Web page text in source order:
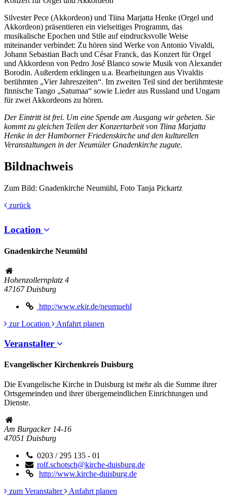
Silvester Pece (Akkordeon) und Tiina Marjatta Henke (Orgel und
Akkordeon) präsentieren ein vielseitiges Programm, das
musikalische Epochen und Stile auf eindrucksvolle Weise
miteinander verbindet: Zu hören sind Werke von Antonio Vivaldi,
Johann Sebastian Bach und César Franck, das Konzert für Orgel
und Akkordeon von Pedro José Blanco sowie Musik von Alexander
Borodin. Außerdem erklingen u.a. Bearbeitungen aus Vivaldis
berühmten „Vier Jahreszeiten“. Im zweiten Teil sind der berühmteste
finnische Tango „Satumaa“ sowie Lieder aus Russland und Ungarn
für zwei Akkordeons zu hören.
Der Eintritt ist frei. Um eine Spende am Ausgang wir gebeten. Sie
kommt zu gleichen Teilen der Konzertarbeit von Tiina Marjatta
Henke in der Hamborner Friedenskirche und den kulturellen
Veranstaltungen in der Neumüler Gnadenkirche zugute.
Bildnachweis
Zum Bild: Gnadenkirche Neumühl, Foto Tanja Pickartz
zurück
Location
Gnadenkirche Neumühl
Hohenzollernplatz 4
47167 Duisburg
http://www.ekir.de/neumuehl
zur Location
Anfahrt planen
Veranstalter
Evangelischer Kirchenkreis Duisburg
Die Evangelische Kirche in Duisburg ist mehr als die Summe ihrer
Ortsgemeinden und ihrer übergemeindlichen Einrichtungen und
Dienste.
Am Burgacker 14-16
47051 Duisburg
0203 / 295 135 - 01
rolf.schotsch@kirche-duisburg.de
http://www.kirche-duisburg.de
zum Veranstalter
Anfahrt planen